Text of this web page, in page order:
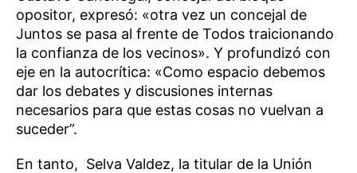
opositor, expresó: «otra vez un concejal de
Juntos se pasa al frente de Todos traicionando
la confianza de los vecinos». Y profundizó con
eje en la autocrítica: «Como espacio debemos
dar los debates y discusiones internas
necesarios para que estas cosas no vuelvan a
suceder”.
En tanto, Selva Valdez, la titular de la Unión